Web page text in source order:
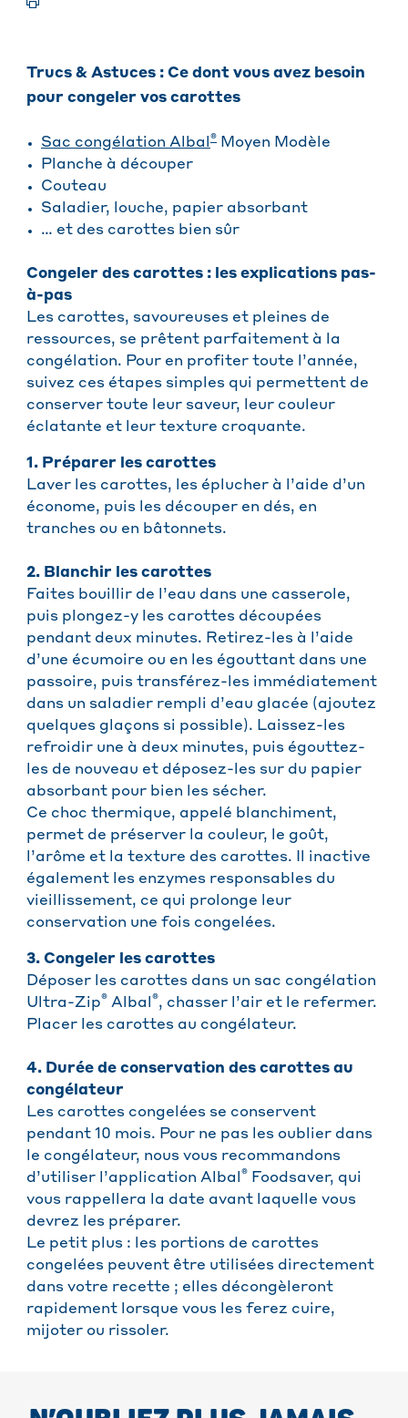
Trucs & Astuces : Ce dont vous avez besoin
pour congeler vos carottes
Sac congélation Albal® Moyen Modèle
Planche à découper
Couteau
Saladier, louche, papier absorbant
… et des carottes bien sûr
Congeler des carottes : les explications pas-
à-pas
Les carottes, savoureuses et pleines de
ressources, se prêtent parfaitement à la
congélation. Pour en profiter toute l’année,
suivez ces étapes simples qui permettent de
conserver toute leur saveur, leur couleur
éclatante et leur texture croquante.
1. Préparer les carottes
Laver les carottes, les éplucher à l’aide d’un
économe, puis les découper en dés, en
tranches ou en bâtonnets.
2. Blanchir les carottes
Faites bouillir de l’eau dans une casserole,
puis plongez-y les carottes découpées
pendant deux minutes. Retirez-les à l’aide
d’une écumoire ou en les égouttant dans une
passoire, puis transférez-les immédiatement
dans un saladier rempli d’eau glacée (ajoutez
quelques glaçons si possible). Laissez-les
refroidir une à deux minutes, puis égouttez-
les de nouveau et déposez-les sur du papier
absorbant pour bien les sécher.
Ce choc thermique, appelé blanchiment,
permet de préserver la couleur, le goût,
l’arôme et la texture des carottes. Il inactive
également les enzymes responsables du
vieillissement, ce qui prolonge leur
conservation une fois congelées.
3. Congeler les carottes
Déposer les carottes dans un sac congélation
Ultra-Zip® Albal®, chasser l’air et le refermer.
Placer les carottes au congélateur.
4. Durée de conservation des carottes au
congélateur
Les carottes congelées se conservent
pendant 10 mois. Pour ne pas les oublier dans
le congélateur, nous vous recommandons
d’utiliser l’application Albal® Foodsaver, qui
vous rappellera la date avant laquelle vous
devrez les préparer.
Le petit plus : les portions de carottes
congelées peuvent être utilisées directement
dans votre recette ; elles décongèleront
rapidement lorsque vous les ferez cuire,
mijoter ou rissoler.